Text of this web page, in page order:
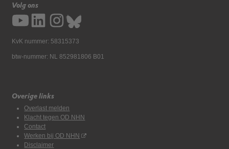
Volg ons
KvK nummer: 58315373
btw-nummer: NL 852981806 B01
Overige links
Overlast melden
Klacht tegen OD NHN
Contact
Werken bij OD NHN
Disclaimer